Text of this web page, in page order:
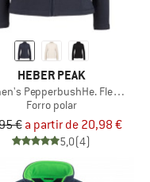
HEBER PEAK
PepperbushHe. Fleece
Forro polar
€ a partir de 20,98 €
5,0(4)